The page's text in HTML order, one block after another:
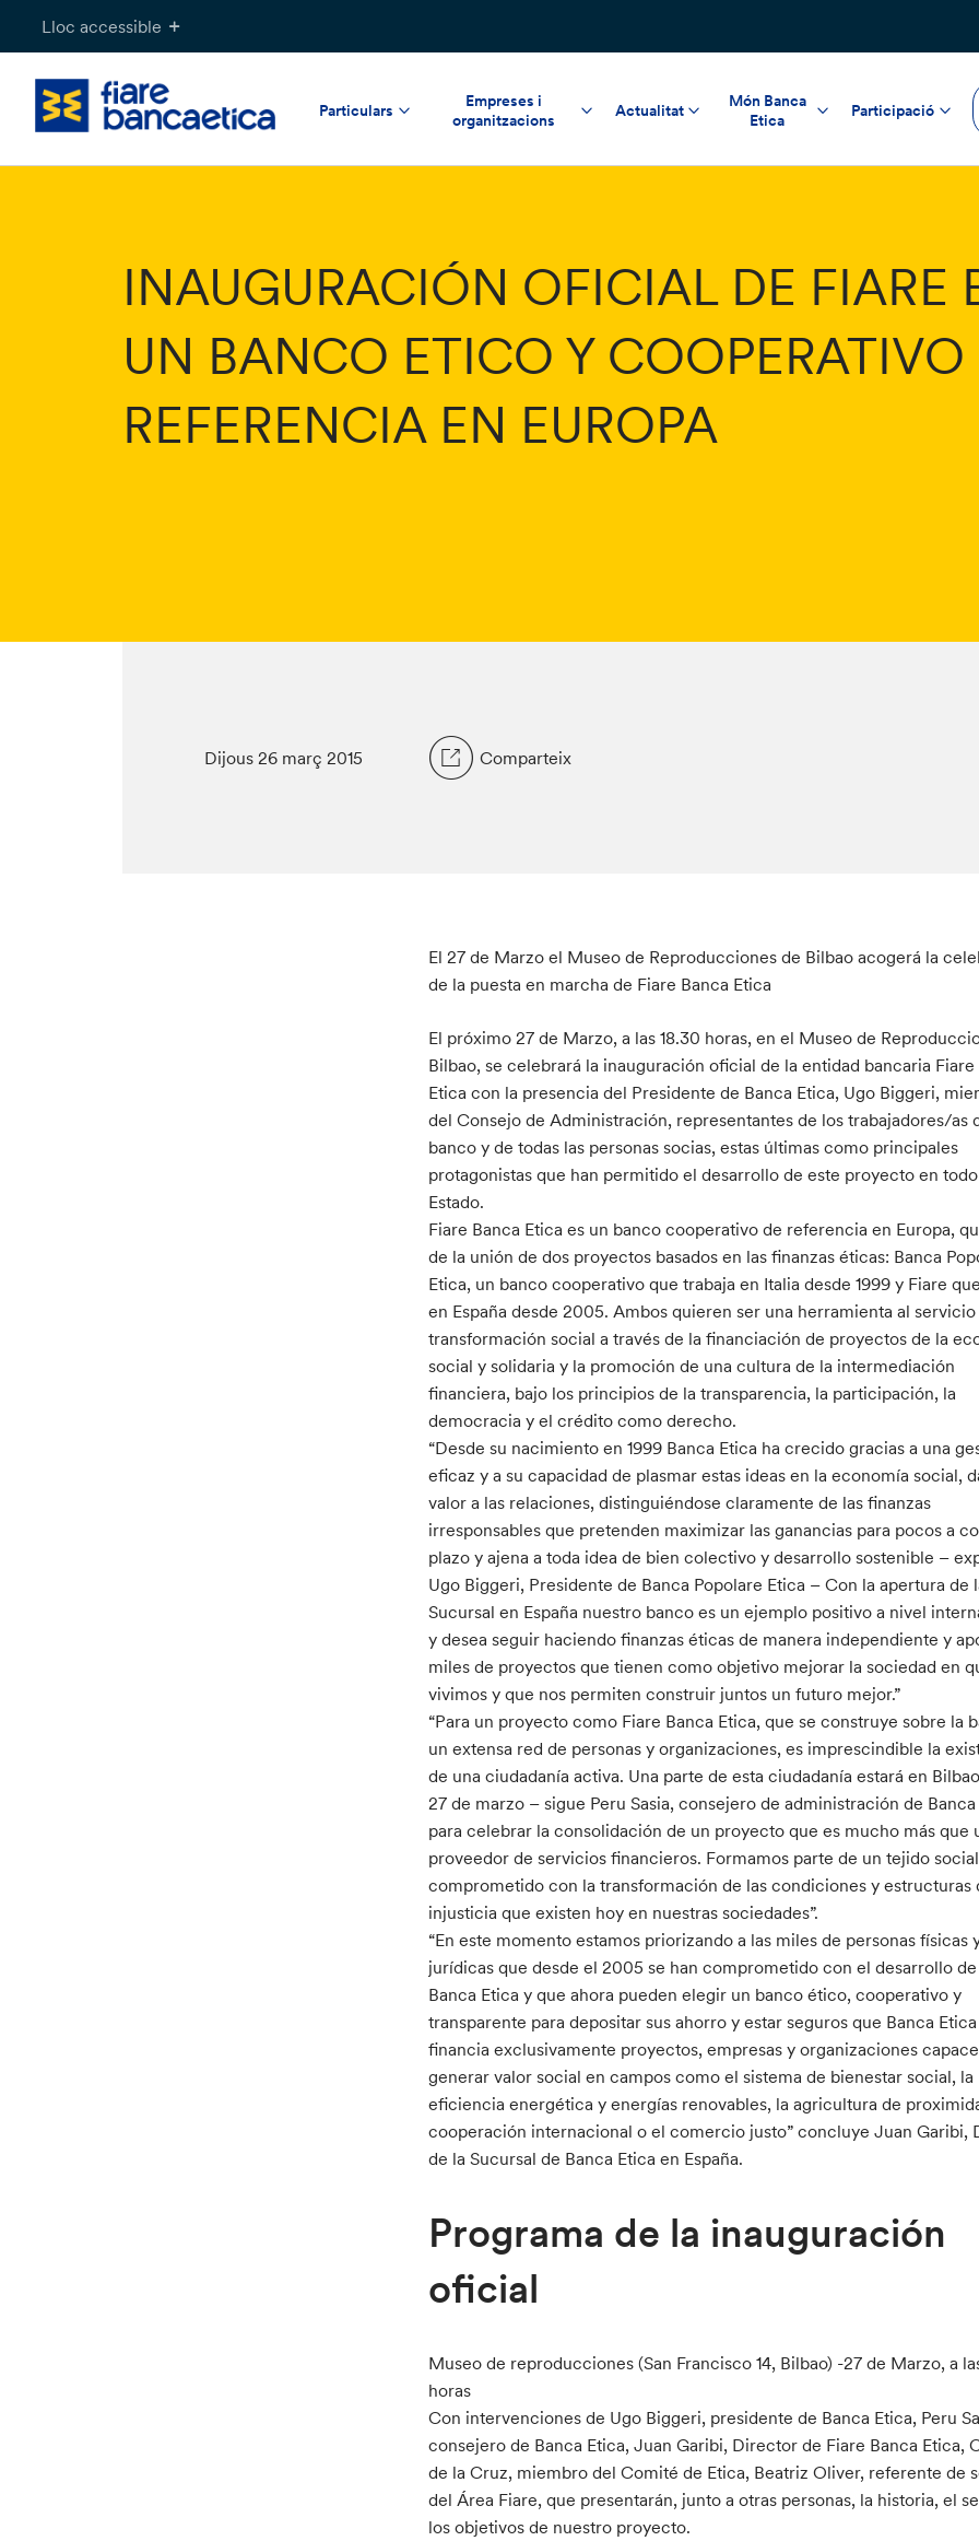
Lloc accessible
Particulars
Empreses i
organitzacions
Actualitat
Món Banca
Etica
Participació
INAUGURACIÓN OFICIAL DE FIARE
UN BANCO ETICO Y COOPERATIVO
REFERENCIA EN EUROPA
Dijous 26 març 2015 Comparteix
El 27 de Marzo el Museo de Reproducciones de Bilbao acogerá la
de la puesta en marcha de Fiare Banca Etica
El próximo 27 de Marzo, a las 18.30 horas, en el Museo de
Bilbao, se celebrará la inauguración oficial de la entidad bancaria Fiare
Etica con la presencia del Presidente de Banca Etica, Ugo Biggeri,
del Consejo de Administración, representantes de los trabajadores/as
banco y de todas las personas socias, estas últimas como principales
protagonistas que han permitido el desarrollo de este proyecto en
Estado.
Fiare Banca Etica es un banco cooperativo de referencia en Europa,
de la unión de dos proyectos basados en las finanzas éticas: Banca
Etica, un banco cooperativo que trabaja en Italia desde 1999 y Fiare
en España desde 2005. Ambos quieren ser una herramienta al servicio
transformación social a través de la financiación de proyectos de la
social y solidaria y la promoción de una cultura de la intermediación
financiera, bajo los principios de la transparencia, la participación, la
democracia y el crédito como derecho.
“Desde su nacimiento en 1999 Banca Etica ha crecido gracias a una
eficaz y a su capacidad de plasmar estas ideas en la economía social,
valor a las relaciones, distinguiéndose claramente de las finanzas
irresponsables que pretenden maximizar las ganancias para pocos a
plazo y ajena a toda idea de bien colectivo y desarrollo sostenible –
Ugo Biggeri, Presidente de Banca Popolare Etica – Con la apertura de
Sucursal en España nuestro banco es un ejemplo positivo a nivel
y desea seguir haciendo finanzas éticas de manera independiente y
miles de proyectos que tienen como objetivo mejorar la sociedad en
vivimos y que nos permiten construir juntos un futuro mejor.”
“Para un proyecto como Fiare Banca Etica, que se construye sobre la
un extensa red de personas y organizaciones, es imprescindible la
de una ciudadanía activa. Una parte de esta ciudadanía estará en
27 de marzo – sigue Peru Sasia, consejero de administración de
para celebrar la consolidación de un proyecto que es mucho más que
proveedor de servicios financieros. Formamos parte de un tejido social
comprometido con la transformación de las condiciones y estructuras
injusticia que existen hoy en nuestras sociedades”.
“En este momento estamos priorizando a las miles de personas físicas
jurídicas que desde el 2005 se han comprometido con el desarrollo de
Banca Etica y que ahora pueden elegir un banco ético, cooperativo y
transparente para depositar sus ahorro y estar seguros que Banca Etica
financia exclusivamente proyectos, empresas y organizaciones
generar valor social en campos como el sistema de bienestar social, la
eficiencia energética y energías renovables, la agricultura de
cooperación internacional o el comercio justo” concluye Juan Garibi,
de la Sucursal de Banca Etica en España.
Programa de la inauguración
oficial
Museo de reproducciones (San Francisco 14, Bilbao) -27 de Marzo, a
horas
Con intervenciones de Ugo Biggeri, presidente de Banca Etica, Peru
consejero de Banca Etica, Juan Garibi, Director de Fiare Banca Etica,
de la Cruz, miembro del Comité de Etica, Beatriz Oliver, referente de
del Área Fiare, que presentarán, junto a otras personas, la historia, el
los objetivos de nuestro proyecto.